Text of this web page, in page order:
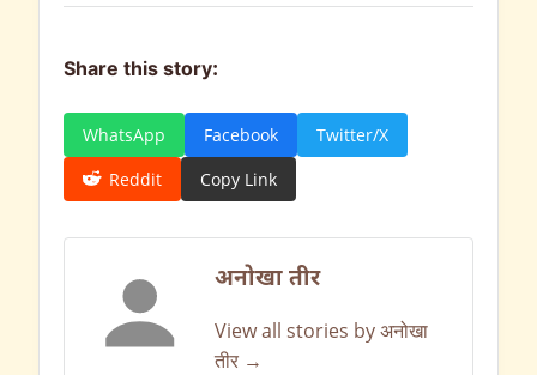
Share this story:
WhatsApp Facebook
Twitter/X
Reddit
Copy Link
अनोखा तीर
View all stories by अनोखा
तीर →